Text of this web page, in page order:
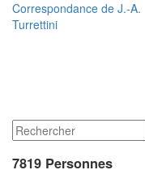
Correspondance de J.-A.
Turrettini
7819 Personnes